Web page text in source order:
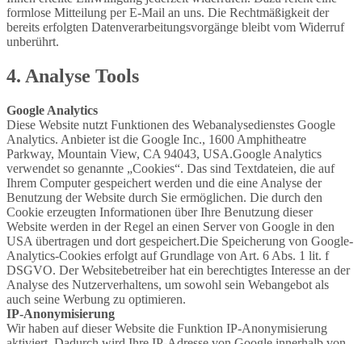
formlose Mitteilung per E-Mail an uns. Die Rechtmäßigkeit der
bereits erfolgten Datenverarbeitungsvorgänge bleibt vom Widerruf
unberührt.
4. Analyse Tools
Google Analytics
Diese Website nutzt Funktionen des Webanalysedienstes Google
Analytics. Anbieter ist die Google Inc., 1600 Amphitheatre
Parkway, Mountain View, CA 94043, USA.Google Analytics
verwendet so genannte „Cookies“. Das sind Textdateien, die auf
Ihrem Computer gespeichert werden und die eine Analyse der
Benutzung der Website durch Sie ermöglichen. Die durch den
Cookie erzeugten Informationen über Ihre Benutzung dieser
Website werden in der Regel an einen Server von Google in den
USA übertragen und dort gespeichert.Die Speicherung von Google-
Analytics-Cookies erfolgt auf Grundlage von Art. 6 Abs. 1 lit. f
DSGVO. Der Websitebetreiber hat ein berechtigtes Interesse an der
Analyse des Nutzerverhaltens, um sowohl sein Webangebot als
auch seine Werbung zu optimieren.
IP-Anonymisierung
Wir haben auf dieser Website die Funktion IP-Anonymisierung